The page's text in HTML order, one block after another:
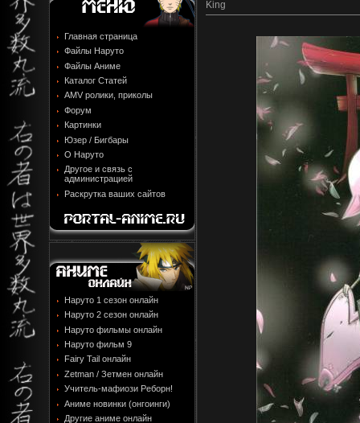
Главная страница
Файлы Наруто
Файлы Аниме
Каталог Статей
AMV ролики, приколы
Форум
Картинки
Юзер / Бигбары
О Наруто
Другое и связь с
администрацией
Раскрутка ваших сайтов
Наруто 1 сезон онлайн
Наруто 2 сезон онлайн
Наруто фильмы онлайн
Наруто фильм 9
Fairy Tail онлайн
Zetman / Зетмен онлайн
Учитель-мафиози Реборн!
Аниме новинки (онгоинги)
Другие аниме онлайн
King